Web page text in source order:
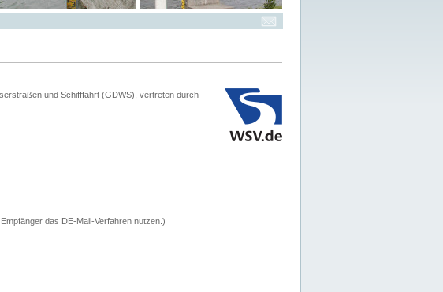
und Schifffahrt (GDWS), vertreten durch
das DE-Mail-Verfahren nutzen.)